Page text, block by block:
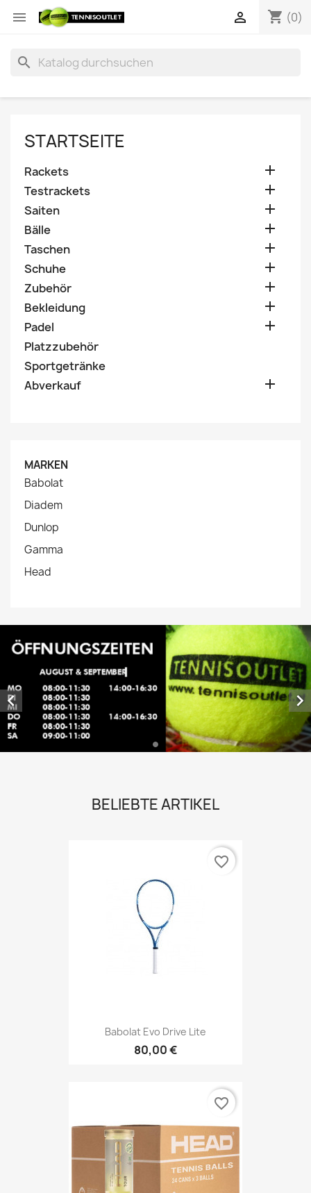
 shopping_cart (0)

search
STARTSEITE
Rackets 
Testrackets 
Saiten 
Bälle 
Taschen 
Schuhe 
Zubehör 
Bekleidung 
Padel 
Platzzubehör
Sportgetränke
Abverkauf

MARKEN
Babolat
Diadem
Dunlop
Gamma
Head
 
BELIEBTE ARTIKEL
Babolat Evo Drive Lite
80,00 €
favorite_border
favorite_border